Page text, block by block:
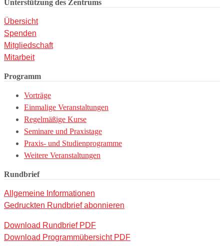
Unterstützung des Zentrums
Übersicht
Spenden
Mitgliedschaft
Mitarbeit
Programm
Vorträge
Einmalige Veranstaltungen
Regelmäßige Kurse
Seminare und Praxistage
Praxis- und Studienprogramme
Weitere Veranstaltungen
Rundbrief
Allgemeine Informationen
Gedruckten Rundbrief abonnieren
Download Rundbrief PDF
Download Programmübersicht PDF